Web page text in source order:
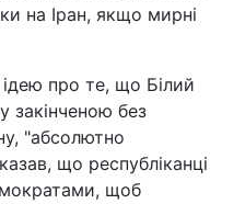
на Іран, якщо мирні
про те, що Білий
закінченою без
"абсолютно
що республіканці
щоб